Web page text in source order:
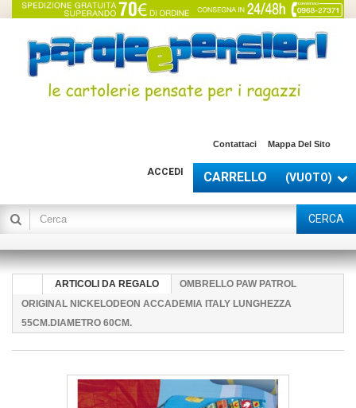
Contattaci Mappa Del Sito
CARRELLO (VUOTO)
ACCEDI
CERCA
ARTICOLI DA REGALO
OMBRELLO PAW PATROL
ORIGINAL NICKELODEON ACCADEMIA ITALY LUNGHEZZA
55CM.DIAMETRO 60CM.